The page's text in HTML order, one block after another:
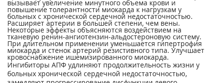
вызывает увеличение минутного объема крови и
повышение толерантности миокарда к нагрузкам у
больных с хронической сердечной недостаточностью.
Расширяет артерии в большей степени, чем вены.
Некоторые эффекты объясняются воздействием на
тканевую ренин-ангиотензин-альдостероновую систему.
При длительном применении уменьшается гипертрофия
миокарда и стенок артерий резистивного типа. Улучшает
кровоснабжение ишемизированного миокарда.
Ингибиторы АПФ удлиняют продолжительность жизни у
больных хронической сердечной недостаточностью,